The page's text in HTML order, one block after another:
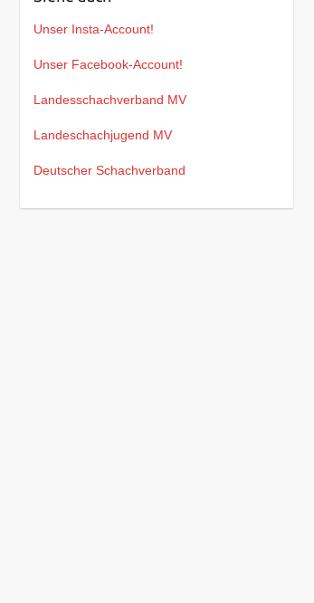
Unser Insta-Account!
Unser Facebook-Account!
Landesschachverband MV
Landeschachjugend MV
Deutscher Schachverband